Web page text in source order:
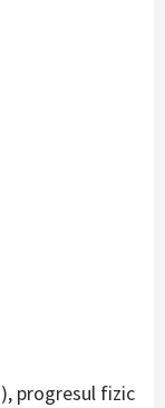
progresul fizic